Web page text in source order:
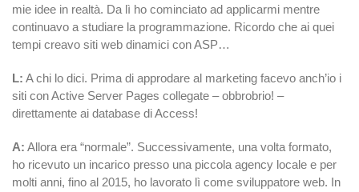
mie idee in realtà. Da lì ho cominciato ad applicarmi mentre
continuavo a studiare la programmazione. Ricordo che ai quei
tempi creavo siti web dinamici con ASP…
L: A chi lo dici. Prima di approdare al marketing facevo anch’io i
siti con Active Server Pages collegate – obbrobrio! –
direttamente ai database di Access!
A: Allora era “normale”. Successivamente, una volta formato,
ho ricevuto un incarico presso una piccola agency locale e per
molti anni, fino al 2015, ho lavorato lì come sviluppatore web. In